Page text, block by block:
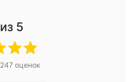
из 5
247 оценок